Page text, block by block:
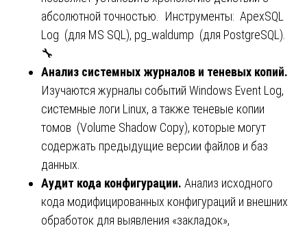
абсолютной точностью. Инструменты: ApexSQL
Log (для MS SQL), pg_waldump (для PostgreSQL).
🔧
Анализ системных журналов и теневых копий.
Изучаются журналы событий Windows Event Log,
системные логи Linux, а также теневые копии
томов (Volume Shadow Copy), которые могут
содержать предыдущие версии файлов и баз
данных.
Аудит кода конфигурации. Анализ исходного
кода модифицированных конфигураций и внешних
обработок для выявления «закладок»,